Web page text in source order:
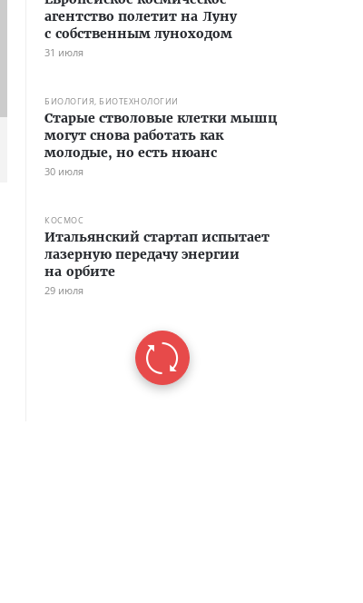
агентство полетит на Луну
с собственным луноходом
31 июля
БИОЛОГИЯ, БИОТЕХНОЛОГИИ
Старые стволовые клетки мышц
могут снова работать как
молодые, но есть нюанс
30 июля
КОСМОС
Итальянский стартап испытает
лазерную передачу энергии
на орбите
29 июля